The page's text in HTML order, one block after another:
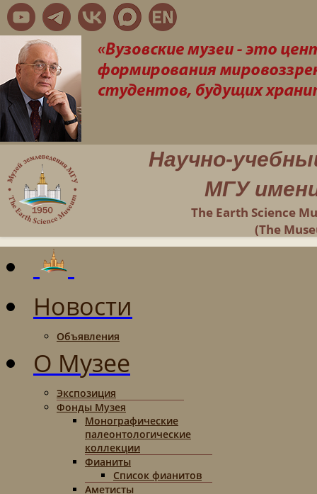
Научно-
МГУ
The Earth Science
(The
Новости
Объявления
О Музее
Экспозиция
Фонды Музея
Монографические
палеонтологические
коллекции
Фианиты
Список фианитов
Аметисты